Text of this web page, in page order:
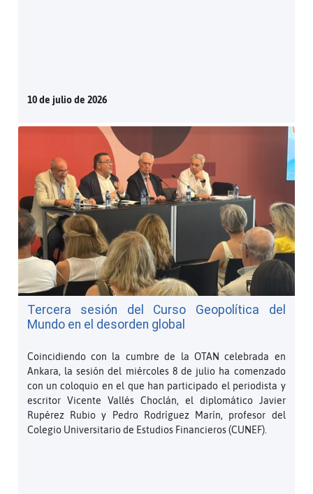
10 de julio de 2026
Tercera sesión del Curso Geopolítica del
Mundo en el desorden global
Coincidiendo con la cumbre de la OTAN celebrada en
Ankara, la sesión del miércoles 8 de julio ha comenzado
con un coloquio en el que han participado el periodista y
escritor Vicente Vallés Choclán, el diplomático Javier
Rupérez Rubio y Pedro Rodríguez Marín, profesor del
Colegio Universitario de Estudios Financieros (CUNEF).